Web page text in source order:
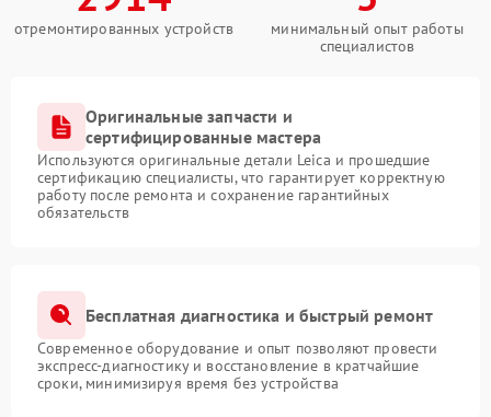
отремонтированных устройств
минимальный опыт работы
специалистов
Оригинальные запчасти и
сертифицированные мастера
Используются оригинальные детали Leica и прошедшие
сертификацию специалисты, что гарантирует корректную
работу после ремонта и сохранение гарантийных
обязательств
Бесплатная диагностика и быстрый ремонт
Современное оборудование и опыт позволяют провести
экспресс-диагностику и восстановление в кратчайшие
сроки, минимизируя время без устройства